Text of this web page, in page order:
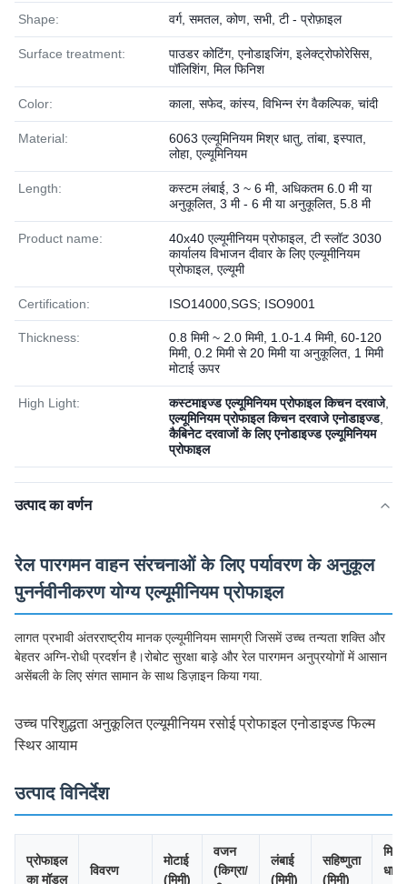
Shape: वर्ग, समतल, कोण, सभी, टी - प्रोफ़ाइल
Surface treatment:
पाउडर कोटिंग, एनोडाइजिंग, इलेक्ट्रोफोरेसिस,
पॉलिशिंग, मिल फिनिश
Color: काला, सफेद, कांस्य, विभिन्न रंग वैकल्पिक, चांदी
Material:
6063 एल्यूमिनियम मिश्र धातु, तांबा, इस्पात,
लोहा, एल्यूमिनियम
Length:
कस्टम लंबाई, 3 ~ 6 मी, अधिकतम 6.0 मी या
अनुकूलित, 3 मी - 6 मी या अनुकूलित, 5.8 मी
Product name:
40x40 एल्यूमीनियम प्रोफाइल, टी स्लॉट 3030
कार्यालय विभाजन दीवार के लिए एल्यूमीनियम
प्रोफाइल, एल्यूमी
Certification: ISO14000,SGS; ISO9001
Thickness:
0.8 मिमी ~ 2.0 मिमी, 1.0-1.4 मिमी, 60-120
मिमी, 0.2 मिमी से 20 मिमी या अनुकूलित, 1 मिमी
मोटाई ऊपर
High Light: कस्टमाइज्ड एल्यूमिनियम प्रोफाइल किचन दरवाजे,
एल्यूमिनियम प्रोफाइल किचन दरवाजे एनोडाइज्ड,
कैबिनेट दरवाजों के लिए एनोडाइज्ड एल्यूमिनियम
प्रोफाइल
उत्पाद का वर्णन
रेल पारगमन वाहन संरचनाओं के लिए पर्यावरण के अनुकूल
पुनर्नवीनीकरण योग्य एल्यूमीनियम प्रोफाइल
लागत प्रभावी अंतरराष्ट्रीय मानक एल्यूमीनियम सामग्री जिसमें उच्च तन्यता शक्ति और
बेहतर अग्नि-रोधी प्रदर्शन है।रोबोट सुरक्षा बाड़े और रेल पारगमन अनुप्रयोगों में आसान
असेंबली के लिए संगत सामान के साथ डिज़ाइन किया गया.
उच्च परिशुद्धता अनुकूलित एल्यूमीनियम रसोई प्रोफाइल एनोडाइज्ड फिल्म
स्थिर आयाम
उत्पाद विनिर्देश
प्रोफाइल
का मॉडल
विवरण
मोटाई
(मिमी)
वजन
(किग्रा/
लंबाई
(मिमी)
सहिष्णुता
(मिमी)
मिश्र
धातु